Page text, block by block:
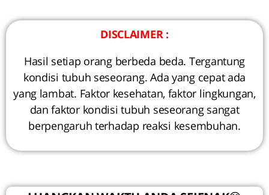
DISCLAIMER :
Hasil setiap orang berbeda beda. Tergantung
kondisi tubuh seseorang. Ada yang cepat ada
yang lambat. Faktor kesehatan, faktor lingkungan,
dan faktor kondisi tubuh seseorang sangat
berpengaruh terhadap reaksi kesembuhan.